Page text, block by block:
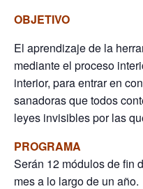
OBJETIVO
El aprendizaje de la
mediante el proceso
interior, para entrar en
sanadoras que todos
leyes invisibles por las
PROGRAMA
Serán 12 módulos de fin
mes a lo largo de un año.